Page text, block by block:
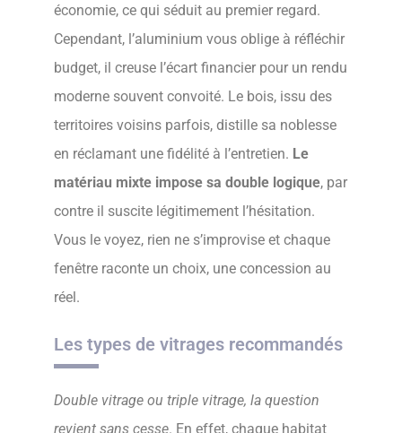
économie, ce qui séduit au premier regard.
Cependant, l’aluminium vous oblige à réfléchir
budget, il creuse l’écart financier pour un rendu
moderne souvent convoité. Le bois, issu des
territoires voisins parfois, distille sa noblesse
en réclamant une fidélité à l’entretien. Le
matériau mixte impose sa double logique, par
contre il suscite légitimement l’hésitation.
Vous le voyez, rien ne s’improvise et chaque
fenêtre raconte un choix, une concession au
réel.
Les types de vitrages recommandés
Double vitrage ou triple vitrage, la question
revient sans cesse. En effet, chaque habitat